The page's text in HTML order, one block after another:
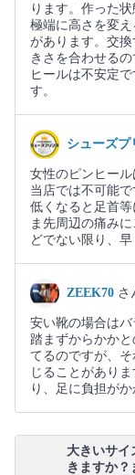
ります。作った
極端に高さを変
があります。交
きさを合わせる
ヒールは不安定
す。
シューズプ
女性のピンヒー
当店では不可能
低くなると足首
ま先周辺の痛み
どでない限り、
ZEEK70 さ
安い靴の場合は
踏まずからかか
てるのですが、
じることがあり
り、足に負担が
大きいサイ
きますか？